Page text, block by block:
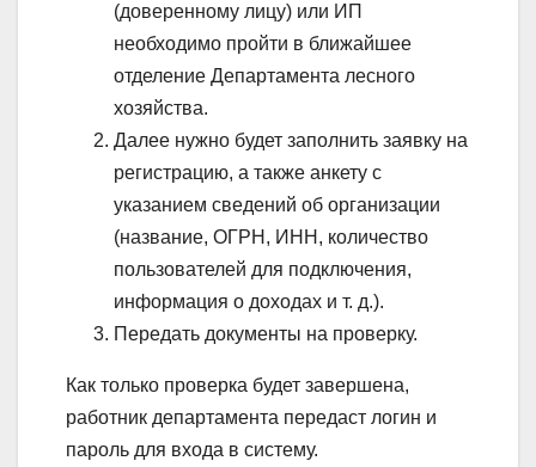
(доверенному лицу) или ИП
необходимо пройти в ближайшее
отделение Департамента лесного
хозяйства.
Далее нужно будет заполнить заявку на
регистрацию, а также анкету с
указанием сведений об организации
(название, ОГРН, ИНН, количество
пользователей для подключения,
информация о доходах и т. д.).
Передать документы на проверку.
Как только проверка будет завершена,
работник департамента передаст логин и
пароль для входа в систему.